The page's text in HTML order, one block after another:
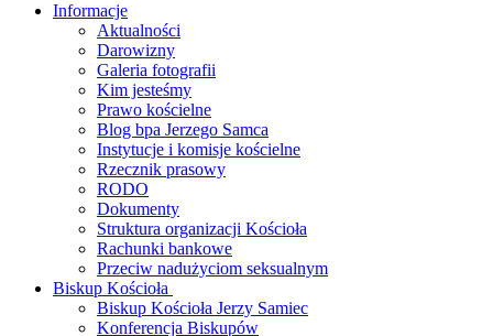
Informacje
Aktualności
Darowizny
Galeria fotografii
Kim jesteśmy
Prawo kościelne
Blog bpa Jerzego Samca
Instytucje i komisje kościelne
Rzecznik prasowy
RODO
Dokumenty
Struktura organizacji Kościoła
Rachunki bankowe
Przeciw nadużyciom seksualnym
Biskup Kościoła
Biskup Kościoła Jerzy Samiec
Konferencja Biskupów